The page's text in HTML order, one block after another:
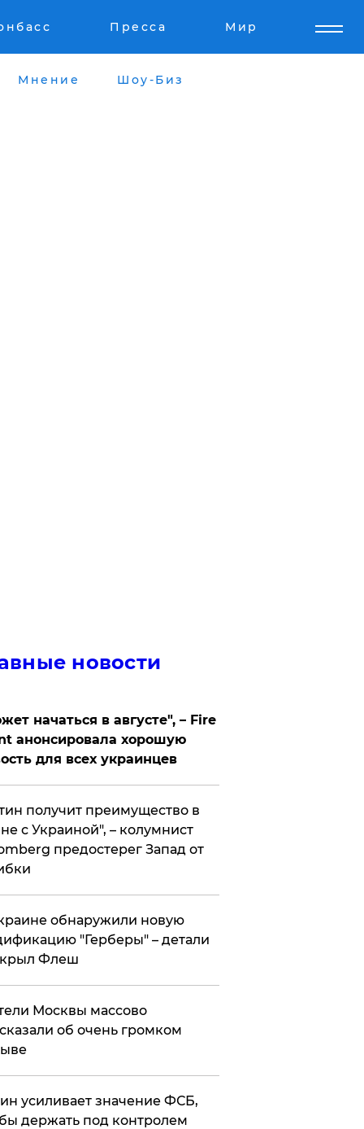
Пресса Мир
Мнение Шоу-Биз
новости
начаться в августе", – Fire
анонсировала хорошую
для всех украинцев
получит преимущество в
с Украиной", – колумнист
предостерег Запад от
обнаружили новую
"Герберы" – детали
Флеш
Москвы массово
об очень громком
усиливает значение ФСБ,
держать под контролем